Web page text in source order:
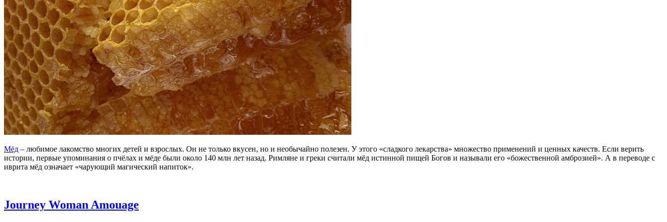
Мёд – любимое лакомство многих детей и взрослых. Он не только вкусен, но и необычайно полезен. У этого «сладкого лекарства» множество применений и ценных качеств. Если верить
истории, первые упоминания о пчёлах и мёде были около 140 млн лет назад. Римляне и греки считали мёд истинной пищей Богов и называли его «божественной амброзией». А в переводе с
иврита мёд означает «чарующий магический напиток».
Journey Woman Amouage